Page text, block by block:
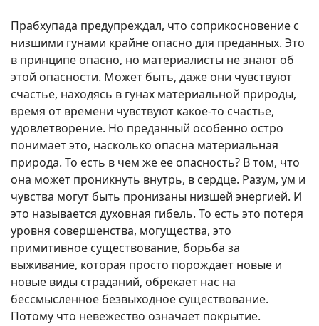
Прабхупада предупреждал, что соприкосновение с
низшими гунами крайне опасно для преданных. Это
в принципе опасно, но материалисты не знают об
этой опасности. Может быть, даже они чувствуют
счастье, находясь в гунах материальной природы,
время от времени чувствуют какое-то счастье,
удовлетворение. Но преданный особенно остро
понимает это, насколько опасна материальная
природа. То есть в чем же ее опасность? В том, что
она может проникнуть внутрь, в сердце. Разум, ум и
чувства могут быть пронизаны низшей энергией. И
это называется духовная гибель. То есть это потеря
уровня совершенства, могущества, это
примитивное существование, борьба за
выживание, которая просто порождает новые и
новые виды страданий, обрекает нас на
бессмысленное безвыходное существование.
Потому что невежество означает покрытие.